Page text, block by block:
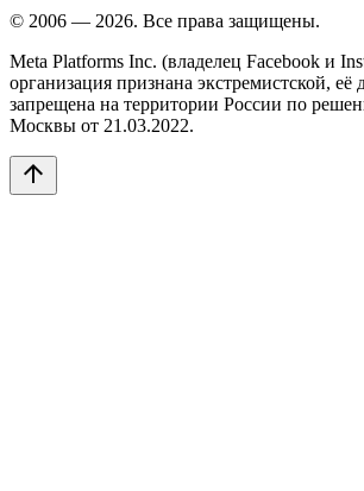
© 2006 — 2026. Все права защищены.
Meta Platforms Inc. (владелец Facebook и
организация признана экстремистской, её
запрещена на территории России по
Москвы от 21.03.2022.
arrow_upward